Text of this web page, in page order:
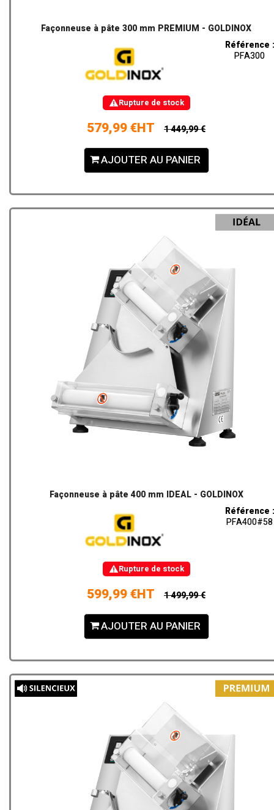
Façonneuse à pâte 300 mm PREMIUM - GOLDINOX
Référence :
PFA300
Rupture de stock
579,99 €HT 1 449,99 €
AJOUTER AU PANIER
Façonneuse à pâte 400 mm IDEAL - GOLDINOX
Référence :
PFA400#58
Rupture de stock
599,99 €HT 1 499,99 €
AJOUTER AU PANIER